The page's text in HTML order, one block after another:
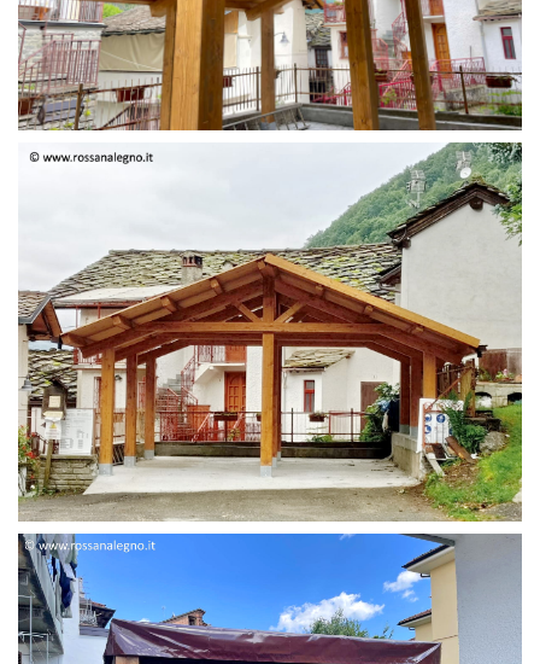
STRUTTURA IN ABETE LAMELLARE
STRUTTURA DUE FALDE